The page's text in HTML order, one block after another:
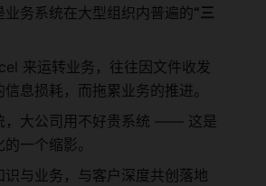
业务系统在大型组织内普遍的“三
来运转业务，往往因文件收发
息损耗，而拖累业务的推进。
，大公司用不好贵系统 —— 这是
一个缩影。
与业务，与客户深度共创落地